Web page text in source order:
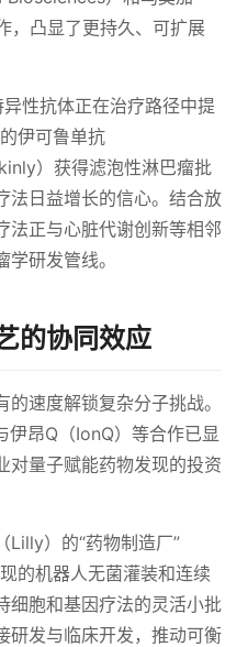
，凸显了更持久、可扩展
性抗体正在治疗路径中提
伊可鲁单抗
）获得滤泡性淋巴瘤批
法日益增长的信心。结合放
法正与心脏代谢创新等相邻
研发管线。
的协同效应
速度解锁复杂分子挑战。
昂Q（IonQ）等合作已显
对量子赋能药物发现的投资
Lilly）的“药物制造厂”
的机器人无菌灌装和连续
细胞和基因疗法的灵活小批
研发与临床开发，推动可衡